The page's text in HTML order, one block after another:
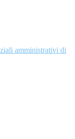
amministrativi di